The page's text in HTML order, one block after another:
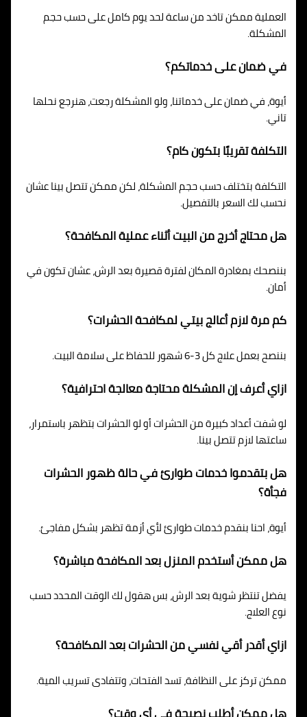
العملية ممكن تاخد من ساعة لحد يوم كامل على حسب حجم
المشكلة.
في ضمان على خدماتكم؟
أيوة، في ضمان على خدماتنا، ولو المشكلة رجعت، هنرجع نحلها
تاني.
التكلفة تقريبًا بتكون كام؟
التكلفة بتختلف حسب حجم المشكلة، لكن ممكن تتصل بينا عشان
نحسب لك السعر بالتفصيل.
هل محتاج أخرج من البيت أثناء عملية المكافحة؟
بننصحك بمغادرة المكان لفترة قصيرة بعد الرش، عشان تكون في
أمان.
كم مرة لازم أعالج بيتي لمكافحة الحشرات؟
بننصح بعمل علاج كل 3-6 شهور للحفاظ على سلامة البيت.
ازاي أعرف إن المشكلة محتاجة معالجة احترافية؟
لو شفت أعداد كبيرة من الحشرات أو لو الحشرات بتظهر باستمرار،
ساعتها لازم تتصل بينا.
هل بتقدموا خدمات طوارئ في حالة ظهور الحشرات
فجأة؟
أيوة، احنا بنقدم خدمات طوارئ لأي أزمة تظهر بشكل مفاجئ.
هل ممكن أستخدم المنزل بعد المكافحة مباشرة؟
يفضل تنتظر شوية بعد الرش، بس هقول لك الوقت المحدد حسب
نوع العلاج.
ازاي أقدر أقي نفسي من الحشرات بعد المكافحة؟
ممكن تركز على النظافة، تسد الفتحات، وتتفادى تسريب المية.